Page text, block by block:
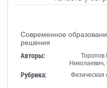
Современное
решения
Авторы:
Торопов
Рубрика:
Физическая